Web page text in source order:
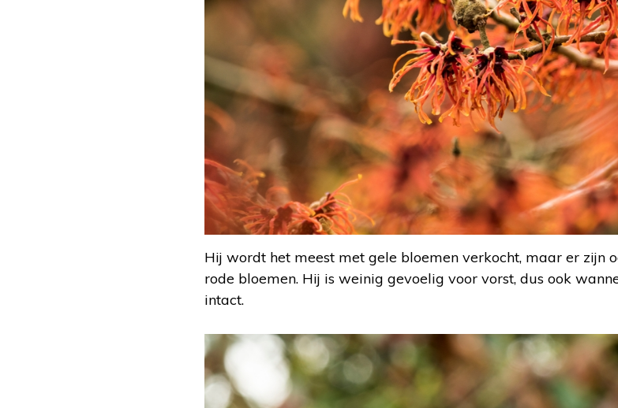
Hij wordt het meest met gele bloemen verkocht, maar er zijn
rode bloemen. Hij is weinig gevoelig voor vorst, dus ook
intact.